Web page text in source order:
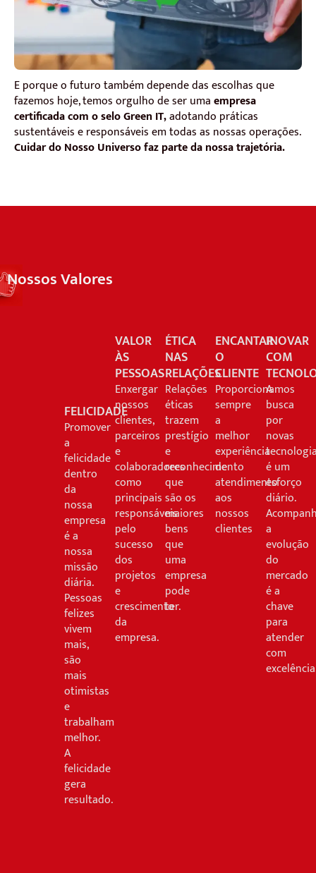
E porque o futuro também depende das escolhas que
fazemos hoje, temos orgulho de ser umaempresa
certificada com o selo Green IT,adotando práticas
sustentáveis e responsáveis em todas as nossas operações.
Cuidar do Nosso Universo faz parte da nossa trajetória.
Nossos Valores
FELICIDADE
Promover
a
felicidade
dentro
da
nossa
empresa
é a
nossa
missão
diária.
Pessoas
felizes
vivem
mais,
são
mais
otimistas
e
trabalham
melhor.
A
felicidade
gera
resultado.
VALOR
ÀS
PESSOAS
Enxergar
nossos
clientes,
parceiros
e
colaboradores
como
principais
responsáveis
pelo
sucesso
dos
projetos
e
crescimento
da
empresa.
ÉTICA
NAS
RELAÇÕES
Relações
éticas
trazem
prestígio
e
reconhecimento
que
são os
maiores
bens
que
uma
empresa
pode
ter.
ENCANTAR
O
CLIENTE
Proporcionamos
sempre
a
melhor
experiência
de
atendimento
aos
nossos
clientes
INOVAR
COM
A
busca
por
novas
é um
esforço
diário.
a
evolução
do
mercado
é a
chave
para
atender
com